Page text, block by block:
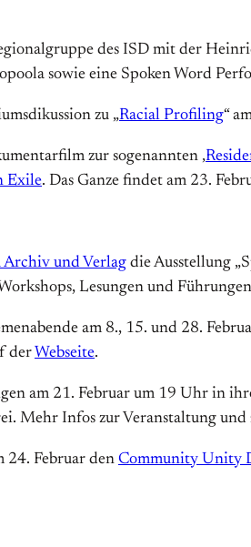
des ISD mit der
sowie eine Spoken Word
zu „Racial Profiling“
zur sogenannten ‚
Exile. Das Ganze findet am 23.
Archiv und Verlag die Ausstellung
Lesungen und
am 8., 15. und 28.
der Webseite.
am 21. Februar um 19 Uhr in
Mehr Infos zur Veranstaltung und
24. Februar den Community Unity